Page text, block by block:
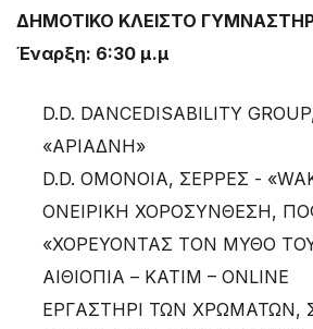
ΔΗΜΟΤΙΚΟ ΚΛΕΙΣΤΟ
Έναρξη: 6:30 μ.μ
D.D. DANCEDISABILITY
«ΑΡΙΑΔΝΗ»
D.D. ΟΜΟΝΟΙΑ, ΣΕΡΡΕΣ -
ΟΝΕΙΡΙΚΗ ΧΟΡΟΣΥΝΘΕΣΗ,
«ΧΟΡΕΥΟΝΤΑΣ ΤΟΝ ΜΥΘΟ
ΑΙΘΙΟΠΙΑ – KATIM – ONLINE
ΕΡΓΑΣΤΗΡΙ ΤΩΝ ΧΡΩΜΑΤΩΝ,